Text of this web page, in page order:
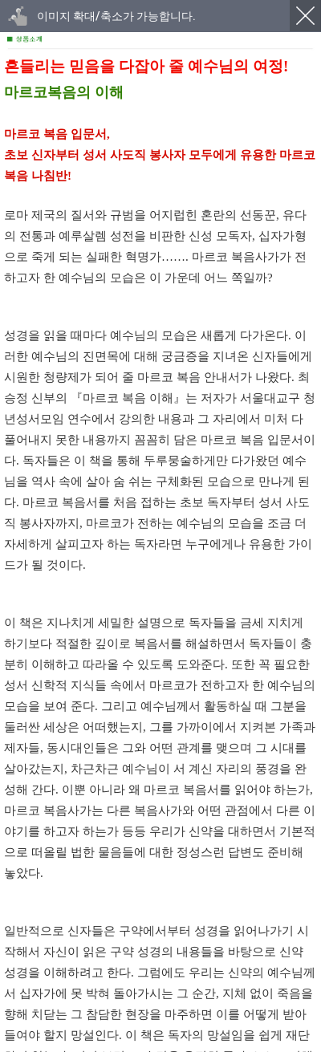
이미지 확대/축소가 가능합니다.
흔들리는 믿음을 다잡아 줄 예수님의 여정!
마르코복음의 이해
마르코 복음 입문서,
초보 신자부터 성서 사도직 봉사자 모두에게 유용한 마르코
복음 나침반!
로마 제국의 질서와 규범을 어지럽힌 혼란의 선동꾼, 유다
의 전통과 예루살렘 성전을 비판한 신성 모독자, 십자가형
으로 죽게 되는 실패한 혁명가……. 마르코 복음사가가 전
하고자 한 예수님의 모습은 이 가운데 어느 쪽일까?
성경을 읽을 때마다 예수님의 모습은 새롭게 다가온다. 이
러한 예수님의 진면목에 대해 궁금증을 지녀온 신자들에게
시원한 청량제가 되어 줄 마르코 복음 안내서가 나왔다. 최
승정 신부의 『마르코 복음 이해』는 저자가 서울대교구 청
년성서모임 연수에서 강의한 내용과 그 자리에서 미처 다
풀어내지 못한 내용까지 꼼꼼히 담은 마르코 복음 입문서이
다. 독자들은 이 책을 통해 두루뭉술하게만 다가왔던 예수
님을 역사 속에 살아 숨 쉬는 구체화된 모습으로 만나게 된
다. 마르코 복음서를 처음 접하는 초보 독자부터 성서 사도
직 봉사자까지, 마르코가 전하는 예수님의 모습을 조금 더
자세하게 살피고자 하는 독자라면 누구에게나 유용한 가이
드가 될 것이다.
이 책은 지나치게 세밀한 설명으로 독자들을 금세 지치게
하기보다 적절한 깊이로 복음서를 해설하면서 독자들이 충
분히 이해하고 따라올 수 있도록 도와준다. 또한 꼭 필요한
성서 신학적 지식들 속에서 마르코가 전하고자 한 예수님의
모습을 보여 준다. 그리고 예수님께서 활동하실 때 그분을
둘러싼 세상은 어떠했는지, 그를 가까이에서 지켜본 가족과
제자들, 동시대인들은 그와 어떤 관계를 맺으며 그 시대를
살아갔는지, 차근차근 예수님이 서 계신 자리의 풍경을 완
성해 간다. 이뿐 아니라 왜 마르코 복음서를 읽어야 하는가,
마르코 복음사가는 다른 복음사가와 어떤 관점에서 다른 이
야기를 하고자 하는가 등등 우리가 신약을 대하면서 기본적
으로 떠올릴 법한 물음들에 대한 정성스런 답변도 준비해
놓았다.
일반적으로 신자들은 구약에서부터 성경을 읽어나가기 시
작해서 자신이 읽은 구약 성경의 내용들을 바탕으로 신약
성경을 이해하려고 한다. 그럼에도 우리는 신약의 예수님께
서 십자가에 못 박혀 돌아가시는 그 순간, 지체 없이 죽음을
향해 치닫는 그 참담한 현장을 마주하면 이를 어떻게 받아
들여야 할지 망설인다. 이 책은 독자의 망설임을 쉽게 재단